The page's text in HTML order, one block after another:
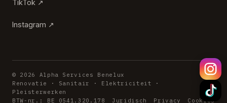
TikTok ↗
Instagram ↗
© 2026 Alpha Services Benelux
Renovatie · Sanitair · Elektriciteit ·
Pleisterwerken
BTW-nr.: BE 0541.320.178
Juridisch Privacy Cookies